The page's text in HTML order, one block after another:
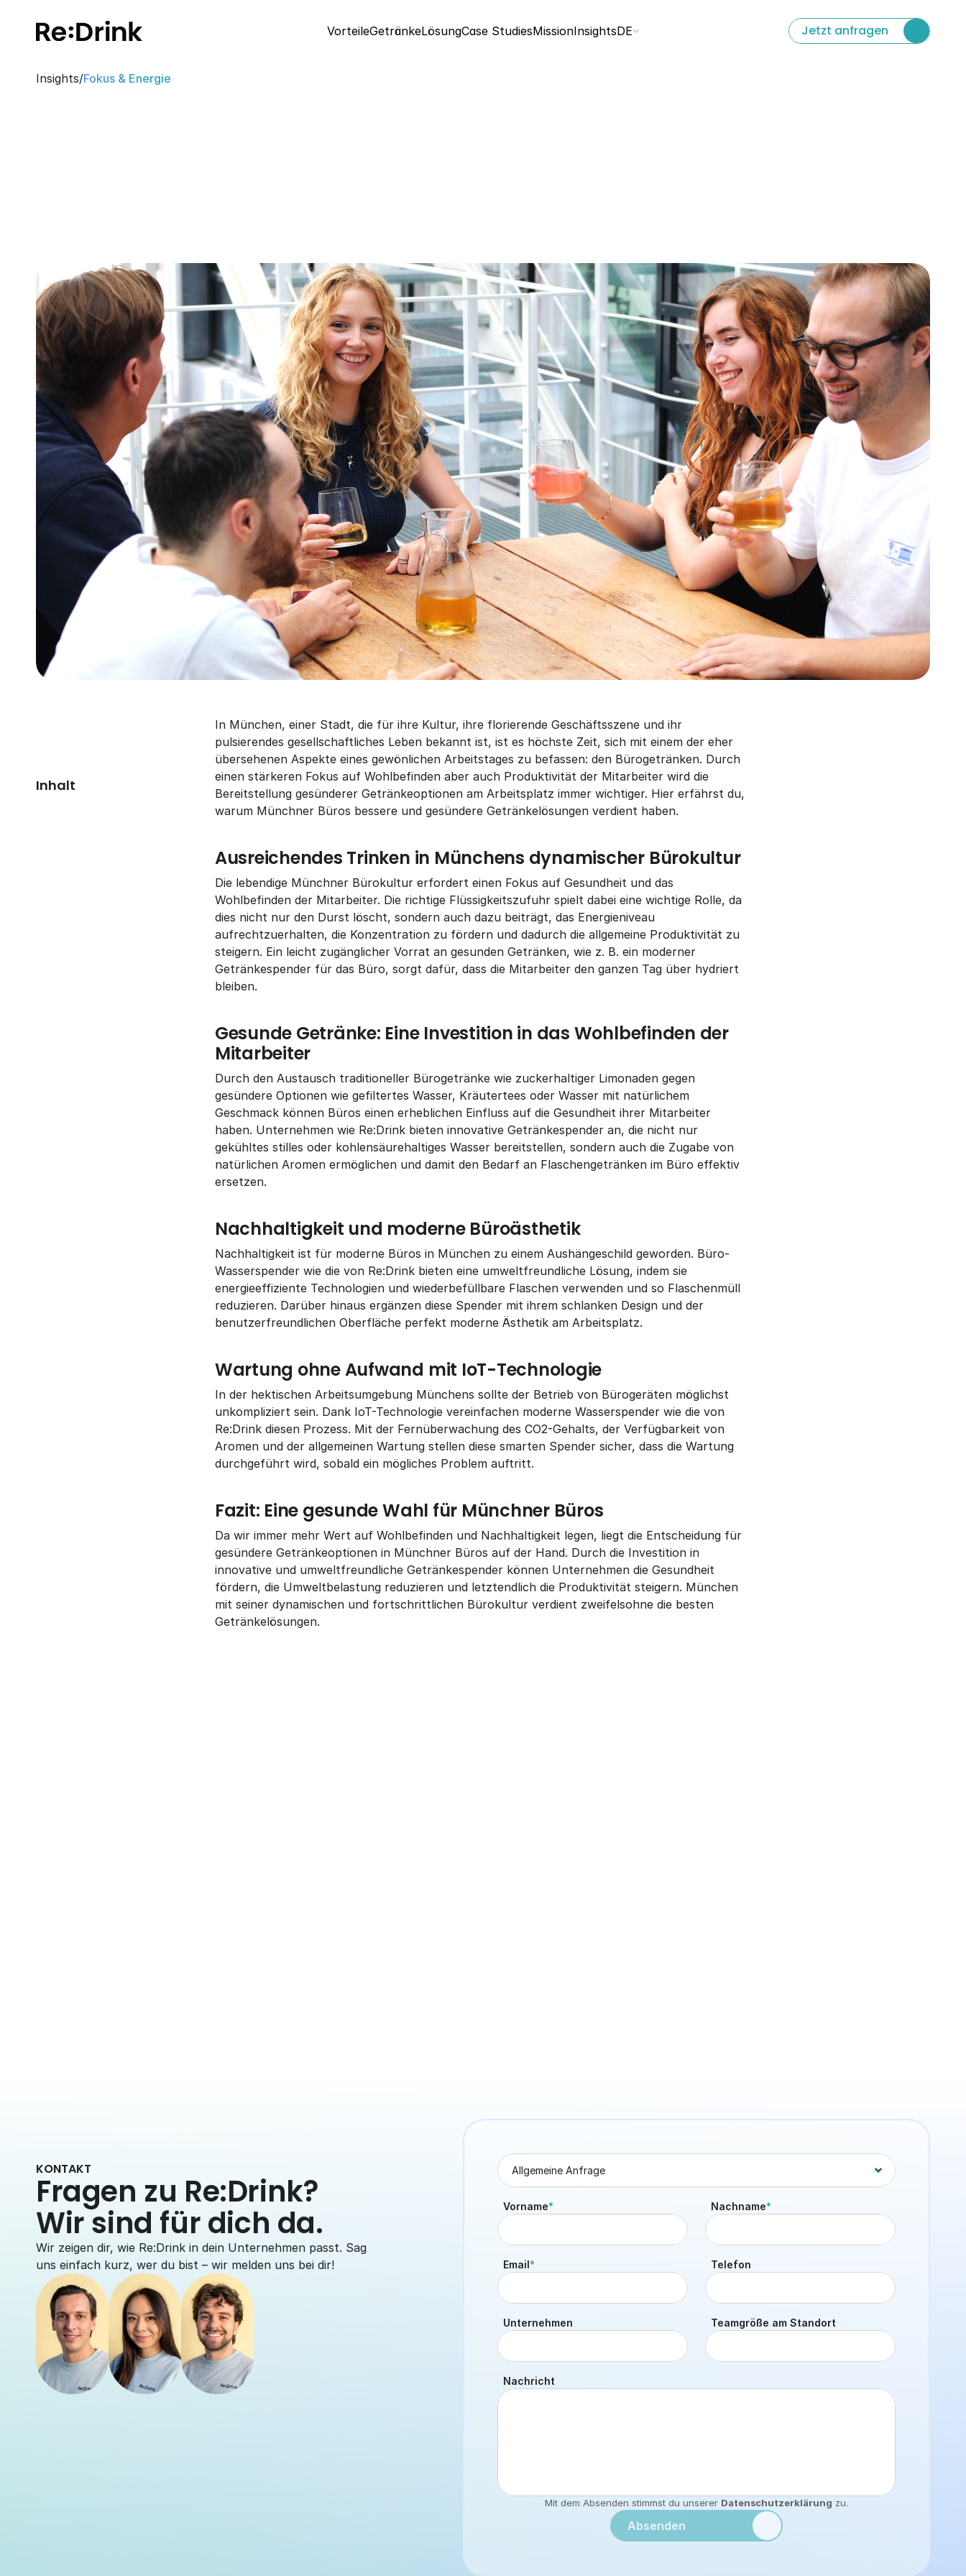
VorteileGetränkeLösungCase StudiesMissionInsightsDE Jetzt anfragen
Insights/Fokus & Energie
Adrian Beissel26. Juli 20234 Min. Lesezeit
Inhalt
In München, einer Stadt, die für ihre Kultur, ihre florierende Geschäftsszene und ihr
pulsierendes gesellschaftliches Leben bekannt ist, ist es höchste Zeit, sich mit einem der eher
übersehenen Aspekte eines gewönlichen Arbeitstages zu befassen: den Bürogetränken. Durch
einen stärkeren Fokus auf Wohlbefinden aber auch Produktivität der Mitarbeiter wird die
Bereitstellung gesünderer Getränkeoptionen am Arbeitsplatz immer wichtiger. Hier erfährst du,
warum Münchner Büros bessere und gesündere Getränkelösungen verdient haben.
Ausreichendes Trinken in Münchens dynamischer Bürokultur
Die lebendige Münchner Bürokultur erfordert einen Fokus auf Gesundheit und das
Wohlbefinden der Mitarbeiter. Die richtige Flüssigkeitszufuhr spielt dabei eine wichtige Rolle, da
dies nicht nur den Durst löscht, sondern auch dazu beiträgt, das Energieniveau
aufrechtzuerhalten, die Konzentration zu fördern und dadurch die allgemeine Produktivität zu
steigern. Ein leicht zugänglicher Vorrat an gesunden Getränken, wie z. B. ein moderner
Getränkespender für das Büro, sorgt dafür, dass die Mitarbeiter den ganzen Tag über hydriert
bleiben.
Gesunde Getränke: Eine Investition in das Wohlbefinden der
Mitarbeiter
Durch den Austausch traditioneller Bürogetränke wie zuckerhaltiger Limonaden gegen
gesündere Optionen wie gefiltertes Wasser, Kräutertees oder Wasser mit natürlichem
Geschmack können Büros einen erheblichen Einfluss auf die Gesundheit ihrer Mitarbeiter
haben. Unternehmen wie Re:Drink bieten innovative Getränkespender an, die nicht nur
gekühltes stilles oder kohlensäurehaltiges Wasser bereitstellen, sondern auch die Zugabe von
natürlichen Aromen ermöglichen und damit den Bedarf an Flaschengetränken im Büro effektiv
ersetzen.
Nachhaltigkeit und moderne Büroästhetik
Nachhaltigkeit ist für moderne Büros in München zu einem Aushängeschild geworden. Büro-
Wasserspender wie die von Re:Drink bieten eine umweltfreundliche Lösung, indem sie
energieeffiziente Technologien und wiederbefüllbare Flaschen verwenden und so Flaschenmüll
reduzieren. Darüber hinaus ergänzen diese Spender mit ihrem schlanken Design und der
benutzerfreundlichen Oberfläche perfekt moderne Ästhetik am Arbeitsplatz.
Wartung ohne Aufwand mit IoT-Technologie
In der hektischen Arbeitsumgebung Münchens sollte der Betrieb von Bürogeräten möglichst
unkompliziert sein. Dank IoT-Technologie vereinfachen moderne Wasserspender wie die von
Re:Drink diesen Prozess. Mit der Fernüberwachung des CO2-Gehalts, der Verfügbarkeit von
Aromen und der allgemeinen Wartung stellen diese smarten Spender sicher, dass die Wartung
durchgeführt wird, sobald ein mögliches Problem auftritt.
Fazit: Eine gesunde Wahl für Münchner Büros
Da wir immer mehr Wert auf Wohlbefinden und Nachhaltigkeit legen, liegt die Entscheidung für
gesündere Getränkeoptionen in Münchner Büros auf der Hand. Durch die Investition in
innovative und umweltfreundliche Getränkespender können Unternehmen die Gesundheit
fördern, die Umweltbelastung reduzieren und letztendlich die Produktivität steigern. München
mit seiner dynamischen und fortschrittlichen Bürokultur verdient zweifelsohne die besten
Getränkelösungen.
KONTAKT
Fragen zu Re:Drink?
Wir sind für dich da.
Wir zeigen dir, wie Re:Drink in dein Unternehmen passt. Sag
uns einfach kurz, wer du bist – wir melden uns bei dir!
Vorname* Nachname*
Email* Telefon
Unternehmen Teamgröße am Standort
Nachricht
Mit dem Absenden stimmst du unserer Datenschutzerklärung zu.
Absenden